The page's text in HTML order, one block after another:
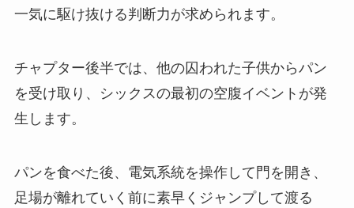
一気に駆け抜ける判断力が求められます。
チャプター後半では、他の囚われた子供からパン
を受け取り、シックスの最初の空腹イベントが発
生します。
パンを食べた後、電気系統を操作して門を開き、
足場が離れていく前に素早くジャンプして渡る